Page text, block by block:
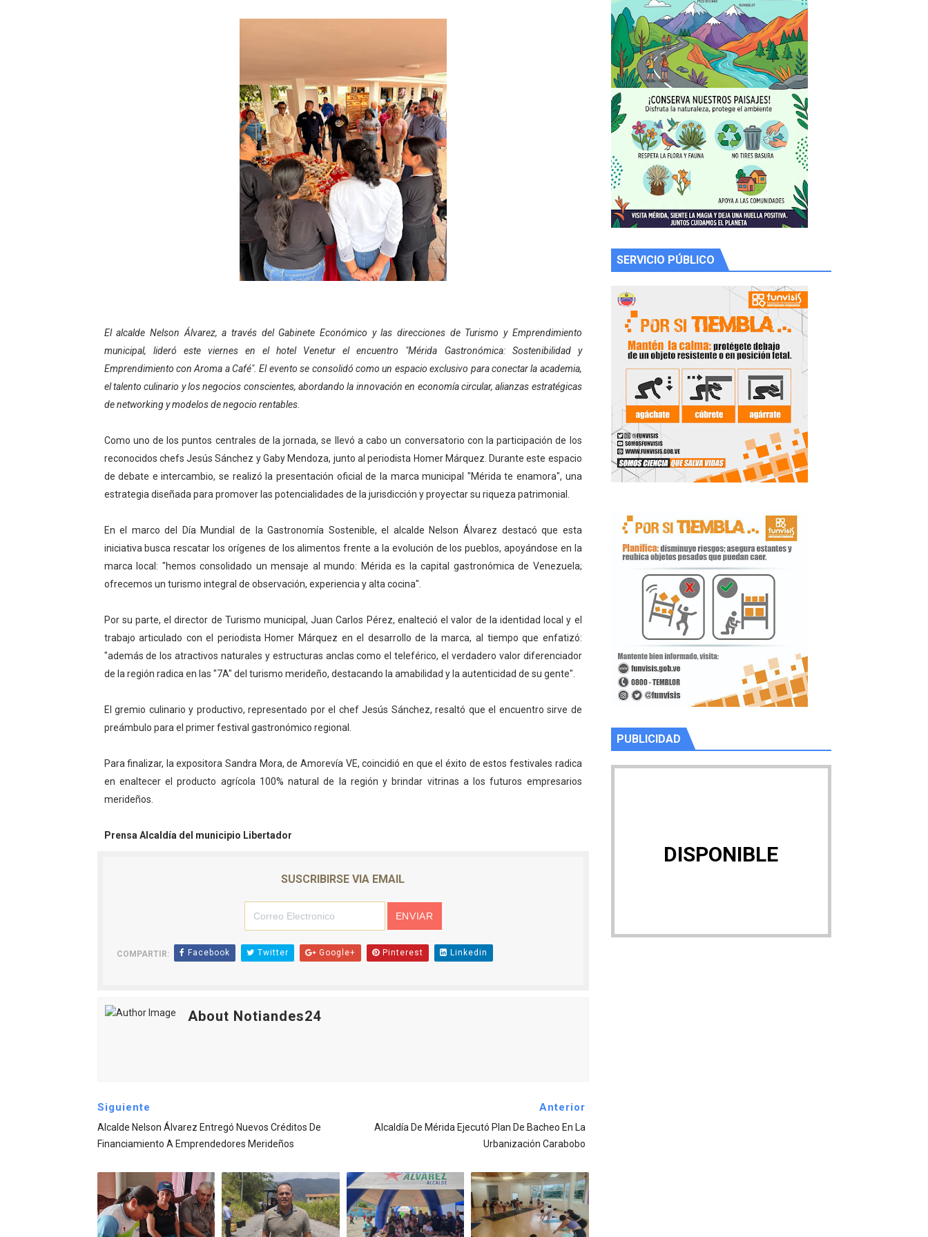
Inicia el Plan Cultura Vacacional 2026 en el estado Mérida
Merideños disfrutarán del Plan Agosto Escuelas Abiertas 2026
Recreación y formación fortalecen la integración comunitaria en Campo Elías
Club "Rápidos de Zea" brilló en el Primer Festival de Atletismo en homenaje a Giovanny Valero
84 estudiantes celebraron su graduación en el Complejo Educativo Aristóbulo Istúriz
Cmdnna lleva esperanza y atención a casas de abrigo en Mérida
Comunas de Obispo Ramos de Lora avanzan hacia el empoderamiento y la autogestión
Arrancó Plan Vacacional Comunitario Venezuela Renace 2026 en la Don Perucho
Venezuela Renace 2026 lleva sonrisas y prevención a Torondoy
Mérida impulsa el mapa de conocimientos con Encuentro de Formadores Comunales de la Unacom
Complejo Educativo Talento Deportivo lanza Plan Agosto Escuelas Abiertas 2026
Corposalud inició talleres para aspirantes al curso de Emergencia Prehospitalaria
El alcalde Nelson Álvarez, a través del Gabinete Económico y las direcciones de Turismo y Emprendimiento
municipal, lideró este viernes en el hotel Venetur el encuentro "Mérida Gastronómica: Sostenibilidad y
Emprendimiento con Aroma a Café". El evento se consolidó como un espacio exclusivo para conectar la academia,
el talento culinario y los negocios conscientes, abordando la innovación en economía circular, alianzas estratégicas
de networking y modelos de negocio rentables.
Como uno de los puntos centrales de la jornada, se llevó a cabo un conversatorio con la participación de los
reconocidos chefs Jesús Sánchez y Gaby Mendoza, junto al periodista Homer Márquez. Durante este espacio
de debate e intercambio, se realizó la presentación oficial de la marca municipal "Mérida te enamora", una
estrategia diseñada para promover las potencialidades de la jurisdicción y proyectar su riqueza patrimonial.
En el marco del Día Mundial de la Gastronomía Sostenible, el alcalde Nelson Álvarez destacó que esta
iniciativa busca rescatar los orígenes de los alimentos frente a la evolución de los pueblos, apoyándose en la
marca local: "hemos consolidado un mensaje al mundo: Mérida es la capital gastronómica de Venezuela;
ofrecemos un turismo integral de observación, experiencia y alta cocina".
Por su parte, el director de Turismo municipal, Juan Carlos Pérez, enalteció el valor de la identidad local y el
trabajo articulado con el periodista Homer Márquez en el desarrollo de la marca, al tiempo que enfatizó:
"además de los atractivos naturales y estructuras anclas como el teleférico, el verdadero valor diferenciador
de la región radica en las "7A" del turismo merideño, destacando la amabilidad y la autenticidad de su gente".
El gremio culinario y productivo, representado por el chef Jesús Sánchez, resaltó que el encuentro sirve de
preámbulo para el primer festival gastronómico regional.
Para finalizar, la expositora Sandra Mora, de Amorevía VE, coincidió en que el éxito de estos festivales radica
en enaltecer el producto agrícola 100% natural de la región y brindar vitrinas a los futuros empresarios
merideños.
Prensa Alcaldía del municipio Libertador
SUSCRIBIRSE VIA EMAIL
COMPARTIR: Facebook Twitter Google+ Pinterest Linkedin
About Notiandes24
Siguiente
Alcalde Nelson Álvarez Entregó Nuevos Créditos De
Financiamiento A Emprendedores Merideños
Anterior
Alcaldía De Mérida Ejecutó Plan De Bacheo En La
Urbanización Carabobo
SERVICIO PÚBLICO
PUBLICIDAD
DISPONIBLE